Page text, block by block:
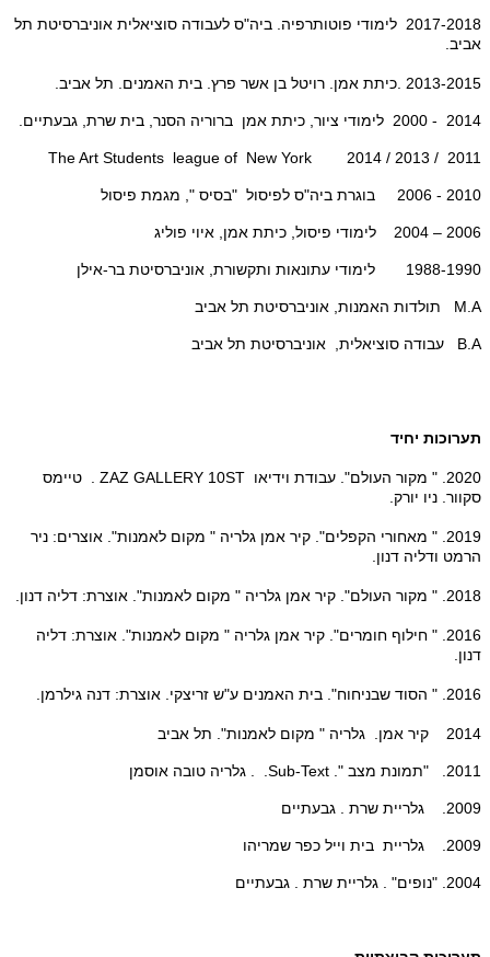
2017-2018 לימודי פוטותרפיה. ביה"ס לעבודה סוציאלית אוניברסיטת תל
אביב.
2013-2015 .כיתת אמן. רויטל בן אשר פרץ. בית האמנים. תל אביב.
2014 - 2000 לימודי ציור, כיתת אמן ברוריה הסנר, בית שרת, גבעתיים.
2011 / 2013 / 2014 The Art Students league of New York
2010 - 2006 בוגרת ביה"ס לפיסול "בסיס ", מגמת פיסול
2006 – 2004 לימודי פיסול, כיתת אמן, איוי פוליג
1988-1990 לימודי עתונאות ותקשורת, אוניברסיטת בר-אילן
M.A תולדות האמנות, אוניברסיטת תל אביב
B.A עבודה סוציאלית, אוניברסיטת תל אביב
תערוכות יחיד
2020. " מקור העולם". עבודת וידיאו ZAZ GALLERY 10ST . טיימס
סקוור. ניו יורק.
2019. " מאחורי הקפלים". קיר אמן גלריה " מקום לאמנות". אוצרים: ניר
הרמט ודליה דנון.
2018. " מקור העולם". קיר אמן גלריה " מקום לאמנות". אוצרת: דליה דנון.
2016. " חילוף חומרים". קיר אמן גלריה " מקום לאמנות". אוצרת: דליה
דנון.
2016. " הסוד שבניחוח". בית האמנים ע"ש זריצקי. אוצרת: דנה גילרמן.
2014 קיר אמן. גלריה " מקום לאמנות". תל אביב
2011. "תמונת מצב ". Sub-Text. . גלריה טובה אוסמן
2009. גלריית שרת . גבעתיים
2009. גלריית בית וייל כפר שמריהו
2004. "נופים" . גלריית שרת . גבעתיים